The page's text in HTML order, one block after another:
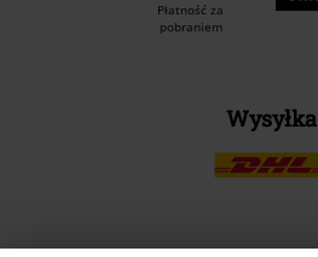
Płatność za
pobraniem
Wysyłka